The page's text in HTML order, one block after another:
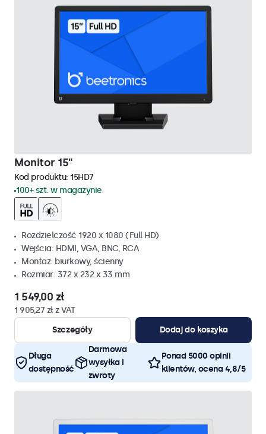
Monitor 15"
Kod produktu: 15HD7
100+ szt. w magazynie
Rozdzielczość 1920 x 1080 (Full HD)
Wejścia: HDMI, VGA, BNC, RCA
Montaż: biurkowy, ścienny
Rozmiar: 372 x 232 x 33 mm
1 549,00 zł
1 905,27 zł z VAT
Szczegóły
Dodaj do koszyka
Długa
dostępność
Darmowa
wysyłka i
zwroty
Ponad 5000 opinii
klientów, ocena 4,8/5